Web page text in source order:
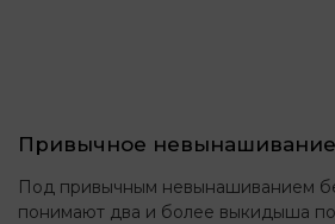
Привычное
Под привычным невынашиванием
понимают два и более выкидыша